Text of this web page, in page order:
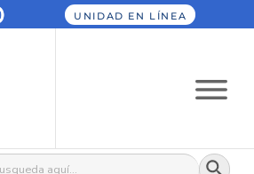
UNIDAD EN LÍNEA
Botón